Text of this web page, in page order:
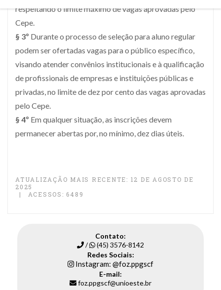
respeitando o limite máximo de vagas aprovadas pelo
Cepe.
§ 3º Durante o processo de seleção para aluno regular
podem ser ofertadas vagas para o público específico,
visando atender convênios institucionais e à qualificação
de profissionais de empresas e instituições públicas e
privadas, no limite de dez por cento das vagas aprovadas
pelo Cepe.
§ 4º Em qualquer situação, as inscrições devem
permanecer abertas por, no mínimo, dez dias úteis.
ATUALIZAÇÃO MAIS RECENTE: 12 DE AGOSTO DE
2025
ACESSOS: 6489
Contato:
/
(45) 3576-8142
Redes Sociais:
Instagram: @foz.ppgscf
E-mail:
foz.ppgscf@unioeste.br